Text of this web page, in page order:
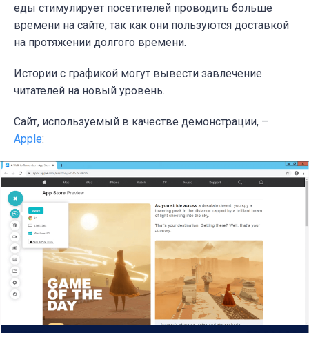
еды стимулирует посетителей проводить больше
времени на сайте, так как они пользуются доставкой
на протяжении долгого времени.
Истории с графикой могут вывести завлечение
читателей на новый уровень.
Сайт, используемый в качестве демонстрации, –
Apple: